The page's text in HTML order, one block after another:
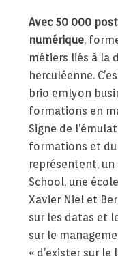
Avec 50 000
numérique,
métiers liés à la
herculéenne.
brio emlyon
formations en
Signe de
formations et
représentent, un
School, une
Xavier Niel et
sur les datas et
sur le
« d’exister sur